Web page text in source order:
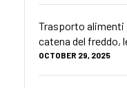
Trasporto
catena del freddo,
OCTOBER 29, 2025